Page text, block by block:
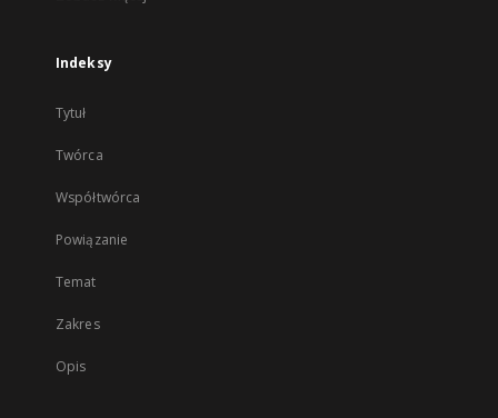
Indeksy
Tytuł
Twórca
Współtwórca
Powiązanie
Temat
Zakres
Opis